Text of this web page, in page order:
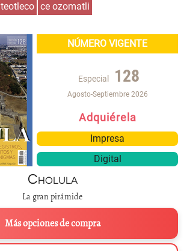
teotleco ce ozomatli
NÚMERO VIGENTE
Especial 128
Agosto-Septiembre 2026
Adquiérela
Impresa
Digital
Cholula
La gran pirámide
Más opciones de compra